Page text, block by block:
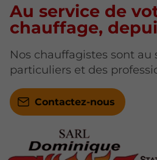
Au service de
chauffage,
Nos chauffagistes sont au
particuliers et des
Contactez-nous